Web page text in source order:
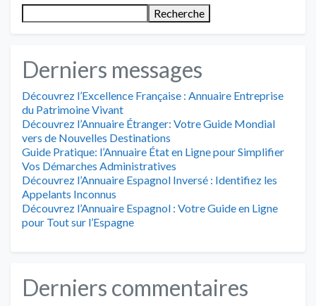
Recherche
Derniers messages
Découvrez l’Excellence Française : Annuaire Entreprise
du Patrimoine Vivant
Découvrez l’Annuaire Étranger: Votre Guide Mondial
vers de Nouvelles Destinations
Guide Pratique: l’Annuaire État en Ligne pour Simplifier
Vos Démarches Administratives
Découvrez l’Annuaire Espagnol Inversé : Identifiez les
Appelants Inconnus
Découvrez l’Annuaire Espagnol : Votre Guide en Ligne
pour Tout sur l’Espagne
Derniers commentaires